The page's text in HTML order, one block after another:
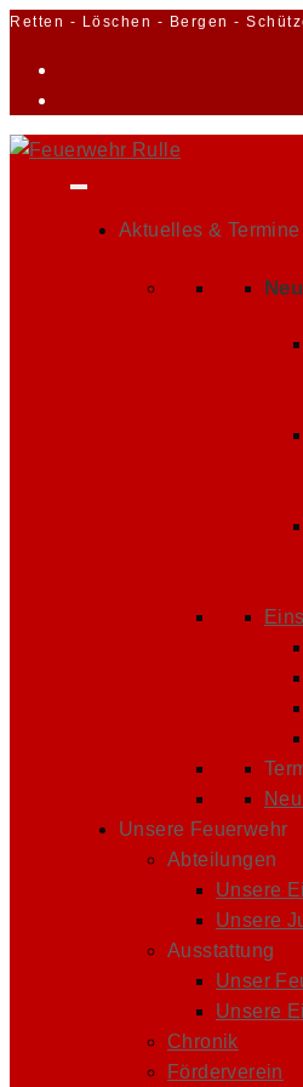
Zum
Retten - Löschen - Bergen -
Aktuelles & Termine
Unsere Feuerwehr
Abteilungen
Unsere
Unsere
Ausstattung
Unser
Unsere
Chronik
Förderverein